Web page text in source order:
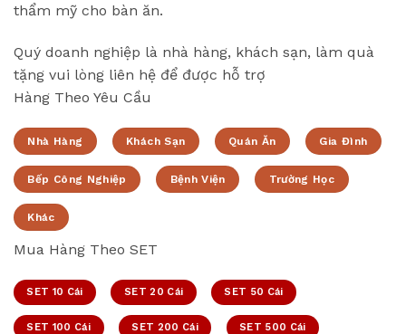
thẩm mỹ cho bàn ăn.
Quý doanh nghiệp là nhà hàng, khách sạn, làm quà
tặng vui lòng liên hệ để được hỗ trợ
Hàng Theo Yêu Cầu
Nhà Hàng Khách Sạn Quán Ăn Gia Đình
Bếp Công Nghiệp Bệnh Viện Trường Học
Khác
Mua Hàng Theo SET
SET 10 Cái SET 20 Cái SET 50 Cái
SET 100 Cái SET 200 Cái SET 500 Cái